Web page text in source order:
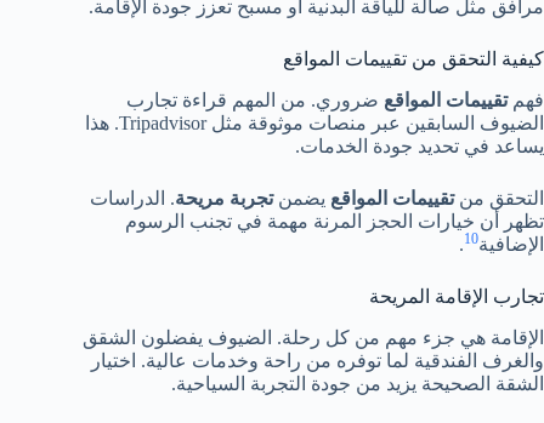
مرافق مثل صالة للياقة البدنية أو مسبح تعزز جودة الإقامة.
كيفية التحقق من تقييمات المواقع
فهمتقييمات المواقع ضروري. من المهم قراءة تجارب
الضيوف السابقين عبر منصات موثوقة مثل Tripadvisor. هذا
يساعد في تحديد جودة الخدمات.
التحقق منتقييمات المواقع يضمنتجربة مريحة. الدراسات
تظهر أن خيارات الحجز المرنة مهمة في تجنب الرسوم
الإضافية10
.
تجارب الإقامة المريحة
الإقامة هي جزء مهم من كل رحلة. الضيوف يفضلون الشقق
والغرف الفندقية لما توفره من راحة وخدمات عالية. اختيار
الشقة الصحيحة يزيد من جودة التجربة السياحية.